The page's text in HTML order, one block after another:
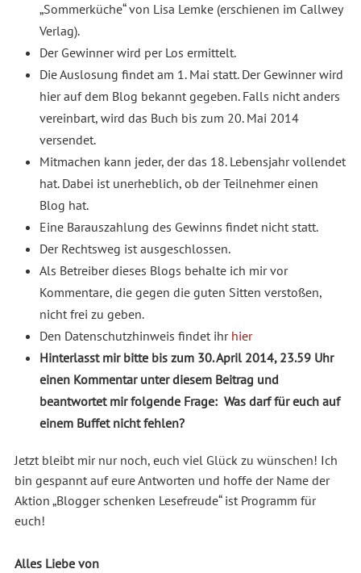
„Sommerküche“ von Lisa Lemke (erschienen im Callwey
Verlag).
Der Gewinner wird per Los ermittelt.
Die Auslosung findet am 1. Mai statt. Der Gewinner wird
hier auf dem Blog bekannt gegeben. Falls nicht anders
vereinbart, wird das Buch bis zum 20. Mai 2014
versendet.
Mitmachen kann jeder, der das 18. Lebensjahr vollendet
hat. Dabei ist unerheblich, ob der Teilnehmer einen
Blog hat.
Eine Barauszahlung des Gewinns findet nicht statt.
Der Rechtsweg ist ausgeschlossen.
Als Betreiber dieses Blogs behalte ich mir vor
Kommentare, die gegen die guten Sitten verstoßen,
nicht frei zu geben.
Den Datenschutzhinweis findet ihr hier
Hinterlasst mir bitte bis zum 30. April 2014, 23.59 Uhr
einen Kommentar unter diesem Beitrag und
beantwortet mir folgende Frage: Was darf für euch auf
einem Buffet nicht fehlen?
Jetzt bleibt mir nur noch, euch viel Glück zu wünschen! Ich
bin gespannt auf eure Antworten und hoffe der Name der
Aktion „Blogger schenken Lesefreude“ ist Programm für
euch!
Alles Liebe von